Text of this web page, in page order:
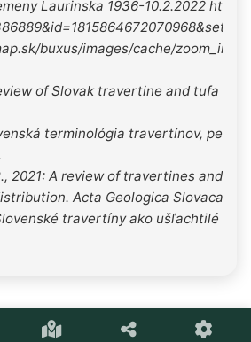
Laurinska 1936-10.2.2022
buxus/images/cache/
of Slovak travertine and tufa
terminológia travertínov,
2021: A review of travertines and
Acta Geologica Slovaca, 13,
travertíny ako ušľachtilé